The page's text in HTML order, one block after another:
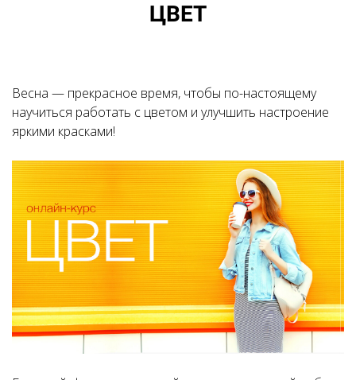
ЦВЕТ
Весна — прекрасное время, чтобы по-настоящему
научиться работать с цветом и улучшить настроение
яркими красками!